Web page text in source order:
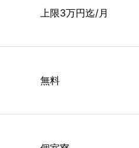
上限3万円迄/月
無料